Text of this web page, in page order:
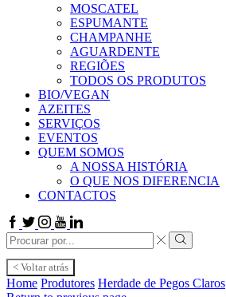
MOSCATEL
ESPUMANTE
CHAMPANHE
AGUARDENTE
REGIÕES
TODOS OS PRODUTOS
BIO/VEGAN
AZEITES
SERVIÇOS
EVENTOS
QUEM SOMOS
A NOSSA HISTÓRIA
O QUE NOS DIFERENCIA
CONTACTOS
Facebook
TwitterInstagram
Youtube
Linkedin
Search
input
Search
< Voltar atrás
Home Produtores Herdade de Pegos Claros